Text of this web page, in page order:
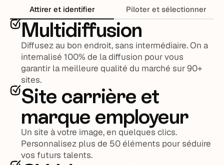
Attirer et identifier Piloter et sélectionner
Multidiffusion
Diffusez au bon endroit, sans intermédiaire. On a
internalisé 100% de la diffusion pour vous
garantir la meilleure qualité du marché sur 90+
sites.
Site carrière et
marque employeur
Un site à votre image, en quelques clics.
Personnalisez plus de 50 éléments pour séduire
vos futurs talents.